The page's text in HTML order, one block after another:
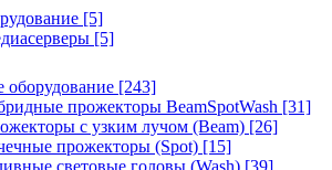
[5]
[5]
оборудование [243]
прожекторы BeamSpotWash [31]
с узким лучом (Beam) [26]
прожекторы (Spot) [15]
световые головы (Wash) [39]